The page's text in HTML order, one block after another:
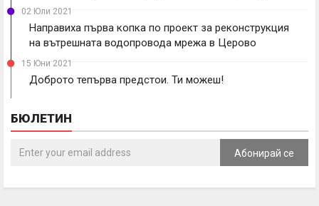
02 Юли 2021
Направиха първа копка по проект за реконструкция
на вътрешната водопровода мрежа в Церово
15 Юни 2021
Доброто тепърва предстои. Ти можеш!
БЮЛЕТИН
Абонирай се